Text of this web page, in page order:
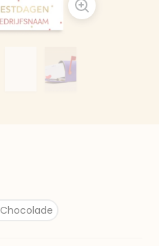
Chocolade